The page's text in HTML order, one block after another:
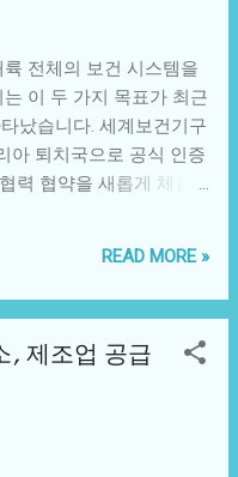
으로 상처를 빠는 것도
의 절반, 남성의 3%에서
히 많은 이유는 매달 생
산부의 경우 자라는 태아
빈혈이 쉽게 생길 수 있
종, 대장암 같은 질환으
다. 철분 외에 비타민
하는 경우도 있고, 골수
이나 백혈병 같은 심각
. 어떤 증상이 나타나나
은 증상이 나타날 수 있
르고 지나가는 경우도
전체의 보건 시스템을
이 두 가지 목표가 최근
났습니다. 세계보건기구
아 퇴치국으로 공식 인증
력 협약을 새롭게 체결
와 아프리카연합 집행
신했습니다. 이번 협약
으로 하되, 협력의 초점을
없는 재정 압박이 이어지
아드하놈 거브러여수
, "우리는 원조 의존 시
READ MORE »
, 제조업 공급